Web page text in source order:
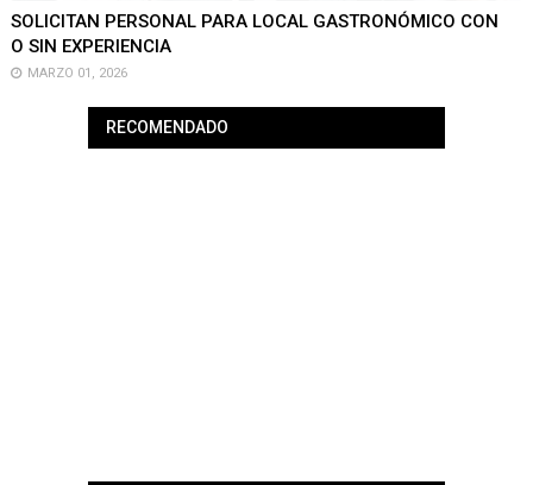
SOLICITAN PERSONAL PARA LOCAL GASTRONÓMICO CON
O SIN EXPERIENCIA
MARZO 01, 2026
RECOMENDADO